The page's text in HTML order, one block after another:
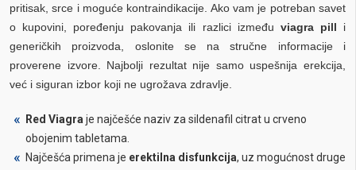
pritisak, srce i moguće kontraindikacije. Ako vam je potreban savet
o kupovini, poređenju pakovanja ili razlici između viagra pill i
generičkih proizvoda, oslonite se na stručne informacije i
proverene izvore. Najbolji rezultat nije samo uspešnija erekcija,
već i siguran izbor koji ne ugrožava zdravlje.
Red Viagra je najčešće naziv za sildenafil citrat u crveno
obojenim tabletama.
Najčešća primena je erektilna disfunkcija, uz mogućnost druge